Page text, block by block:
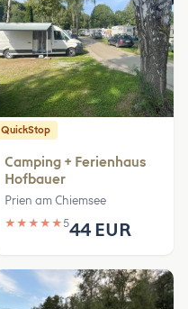
QuickStop
Camping + Ferienhaus
Hofbauer
Prien am Chiemsee
★ ★ ★ ★ ★544 EUR